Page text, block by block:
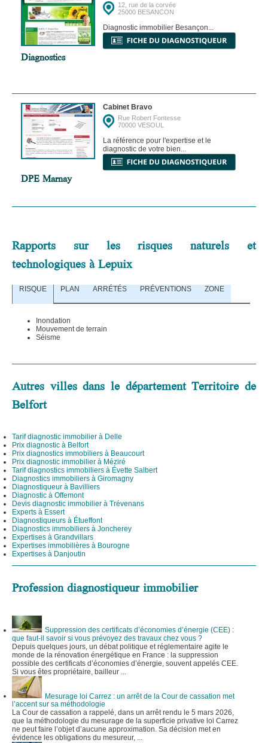
12, rue de la corvée
25000 BESANCON
Diagnostic immobilier Besançon...
Diagnostics
Cabinet Bravo
Rue Robert Fontesse
70000 VESOUL
La référence pour l'expertise et le
diagnostic de votre bien...
DPE Marnay
Rapports sur les risques naturels et
technologiques à Lepuix
RISQUE PLAN ARRÉTÉS PRÉVENTIONS ZONE
Inondation
Mouvement de terrain
Séisme
Autres villes dans le département Territoire de
Belfort
Tarif diagnostic immobilier à Delle
Prix diagnostic à Belfort
Prix diagnostics immobiliers à Beaucourt
Prix diagnostic immobilier à Méziré
Tarif diagnostics immobiliers à Évette Salbert
Diagnostics immobiliers à Giromagny
Diagnostiqueur à Bavilliers
Diagnostic à Offemont
Devis diagnostic immobilier à Trévenans
Experts à Essert
Diagnostiqueurs à Étueffont
Diagnostics immobiliers à Joncherey
Expertises à Grandvillars
Expertises immobilières à Bourogne
Expertises à Danjoutin
Profession diagnostiqueur immobilier
Suppression des certificats d’économies d’énergie (CEE) :
que faut-il savoir si vous prévoyez des travaux chez vous ?
Depuis quelques jours, un débat politique et réglementaire agite le
monde de la rénovation énergétique en France : la suppression
possible des certificats d’économies d’énergie, souvent appelés CEE.
Si vous êtes propriétaire, bailleur ...
Mesurage loi Carrez : un arrêt de la Cour de cassation met
l’accent sur sa méthodologie
La Cour de cassation a rappelé, dans un arrêt rendu le 5 mars 2026,
que la méthodologie du mesurage de la superficie privative loi Carrez
ne peut faire l’objet d’aucune approximation. Sa décision met en
évidence les obligations du mesureur, ...